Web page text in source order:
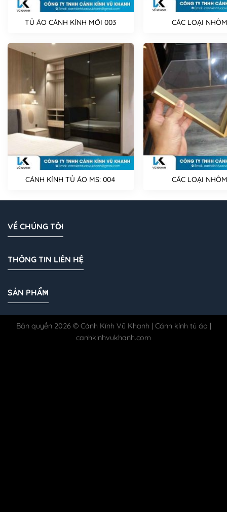
TỦ ÁO CÁNH KÍNH MỚI 003 CÁC LOẠI
CÁNH KÍNH TỦ ÁO MS: 004 CÁC LOẠI
VỀ CHÚNG TÔI
THÔNG TIN LIÊN HỆ
SẢN PHẨM
Bản quyền 2026 © Cánh Kính Vũ Khanh | Cánh kính tủ áo |
canhkinhvukhanh.com